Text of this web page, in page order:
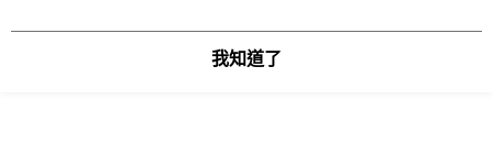
我知道了